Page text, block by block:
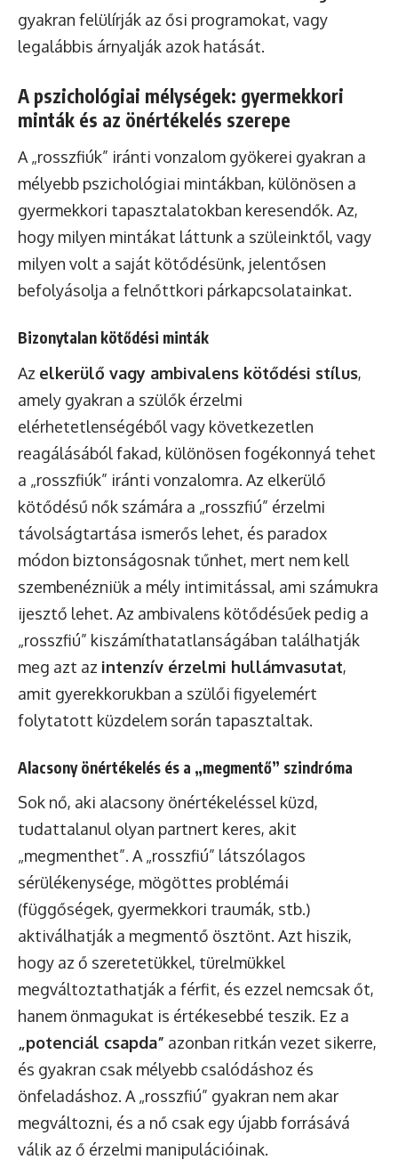
gyakran felülírják az ősi programokat, vagy
legalábbis árnyalják azok hatását.
A pszichológiai mélységek: gyermekkori
minták és az önértékelés szerepe
A „rosszfiúk” iránti vonzalom gyökerei gyakran a
mélyebb pszichológiai mintákban, különösen a
gyermekkori tapasztalatokban keresendők. Az,
hogy milyen mintákat láttunk a szüleinktől, vagy
milyen volt a saját kötődésünk, jelentősen
befolyásolja a felnőttkori párkapcsolatainkat.
Bizonytalan kötődési minták
Az elkerülő vagy ambivalens kötődési stílus,
amely gyakran a szülők érzelmi
elérhetetlenségéből vagy következetlen
reagálásából fakad, különösen fogékonnyá tehet
a „rosszfiúk” iránti vonzalomra. Az elkerülő
kötődésű nők számára a „rosszfiú” érzelmi
távolságtartása ismerős lehet, és paradox
módon biztonságosnak tűnhet, mert nem kell
szembenézniük a mély intimitással, ami számukra
ijesztő lehet. Az ambivalens kötődésűek pedig a
„rosszfiú” kiszámíthatatlanságában találhatják
meg azt az intenzív érzelmi hullámvasutat,
amit gyerekkorukban a szülői figyelemért
folytatott küzdelem során tapasztaltak.
Alacsony önértékelés és a „megmentő” szindróma
Sok nő, aki alacsony önértékeléssel küzd,
tudattalanul olyan partnert keres, akit
„megmenthet”. A „rosszfiú” látszólagos
sérülékenysége, mögöttes problémái
(függőségek, gyermekkori traumák, stb.)
aktiválhatják a megmentő ösztönt. Azt hiszik,
hogy az ő szeretetükkel, türelmükkel
megváltoztathatják a férfit, és ezzel nemcsak őt,
hanem önmagukat is értékesebbé teszik. Ez a
„potenciál csapda” azonban ritkán vezet sikerre,
és gyakran csak mélyebb csalódáshoz és
önfeladáshoz. A „rosszfiú” gyakran nem akar
megváltozni, és a nő csak egy újabb forrásává
válik az ő érzelmi manipulációinak.